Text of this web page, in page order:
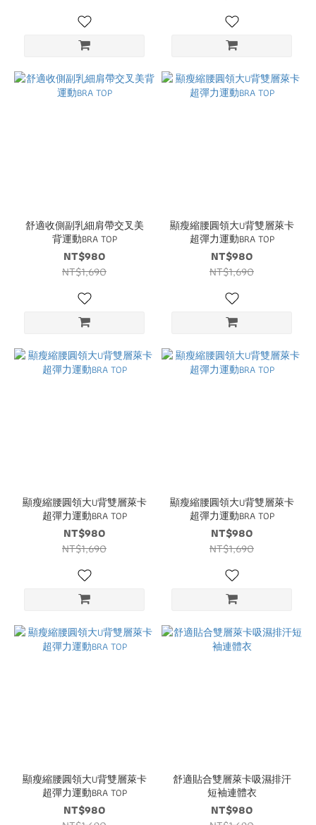
舒適收側副乳細肩帶交叉美
背運動BRA TOP
NT$980
NT$1,690
顯瘦縮腰圓領大U背雙層萊卡
超彈力運動BRA TOP
NT$980
NT$1,690
顯瘦縮腰圓領大U背雙層萊卡
超彈力運動BRA TOP
NT$980
NT$1,690
顯瘦縮腰圓領大U背雙層萊卡
超彈力運動BRA TOP
NT$980
NT$1,690
顯瘦縮腰圓領大U背雙層萊卡
超彈力運動BRA TOP
NT$980
舒適貼合雙層萊卡吸濕排汗
短袖連體衣
NT$980